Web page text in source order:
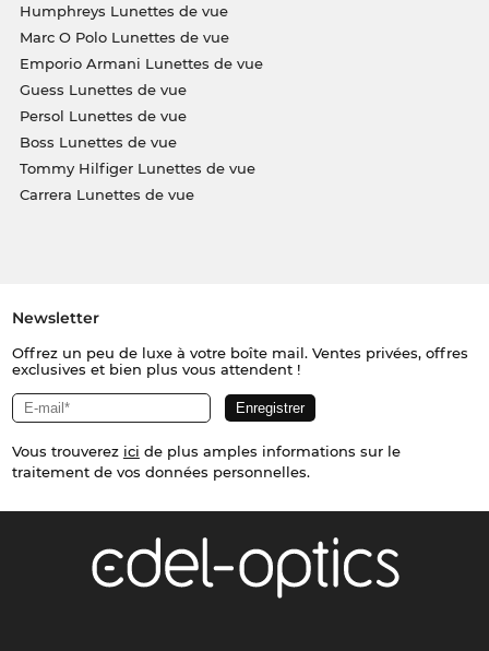
Humphreys Lunettes de vue
Marc O Polo Lunettes de vue
Emporio Armani Lunettes de vue
Guess Lunettes de vue
Persol Lunettes de vue
Boss Lunettes de vue
Tommy Hilfiger Lunettes de vue
Carrera Lunettes de vue
Newsletter
Offrez un peu de luxe à votre boîte mail. Ventes privées, offres
exclusives et bien plus vous attendent !
Vous trouverez ici de plus amples informations sur le
traitement de vos données personnelles.